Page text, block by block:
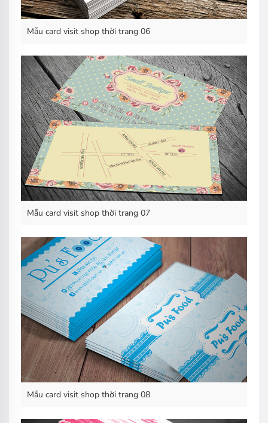
Mẫu card visit shop thời trang 06
Mẫu card visit shop thời trang 07
Mẫu card visit shop thời trang 08